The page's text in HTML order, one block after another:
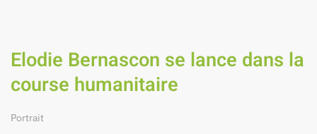
Elodie Bernascon se lance dans la
course humanitaire
Portrait